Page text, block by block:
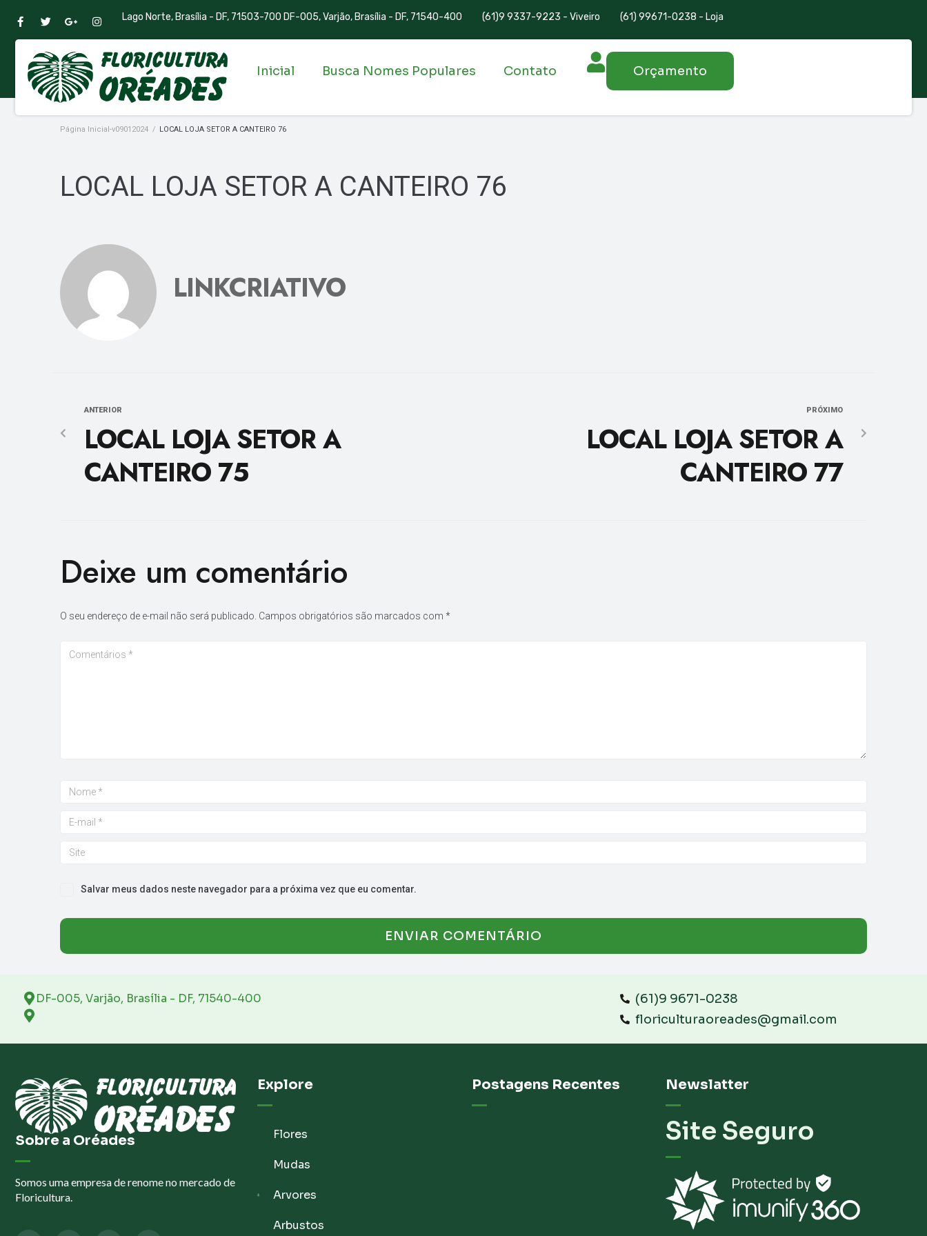
Lago Norte, Brasília - DF, 71503-700 DF-005, Varjão, Brasília - DF, 71540-400 (61)9 9337-9223 - Viveiro (61) 99671-0238 - Loja
Inicial Busca Nomes Populares Contato Orçamento
Página Inicial-v09012024 / LOCAL LOJA SETOR A CANTEIRO 76
LOCAL LOJA SETOR A CANTEIRO 76
LINKCRIATIVO
ANTERIOR
LOCAL LOJA SETOR A
CANTEIRO 75
PRÓXIMO
LOCAL LOJA SETOR A
CANTEIRO 77
Deixe um comentário
O seu endereço de e-mail não será publicado. Campos obrigatórios são marcados com *
Salvar meus dados neste navegador para a próxima vez que eu comentar.
DF-005, Varjão, Brasília - DF, 71540-400
(61)9 9671-0238
floriculturaoreades@gmail.com
Sobre a Oréades
Somos uma empresa de renome no mercado de
Floricultura.
Explore
Flores
Mudas
Arvores
Arbustos
Postagens Recentes Newslatter
Site Seguro